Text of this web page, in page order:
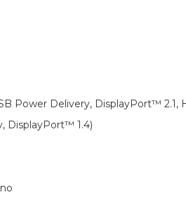
Power Delivery, DisplayPort™ 2.1,
DisplayPort™ 1.4)